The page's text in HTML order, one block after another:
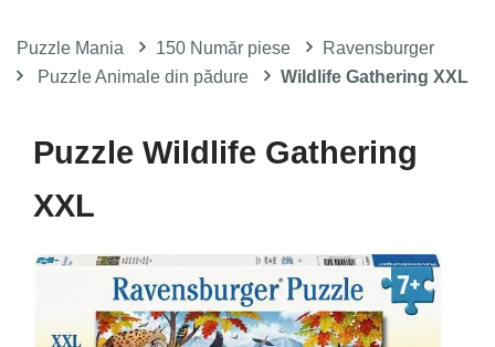
Puzzle Mania 150 Număr piese
Ravensburger
Puzzle Animale din pădure
Wildlife Gathering XXL
Puzzle Wildlife Gathering
XXL